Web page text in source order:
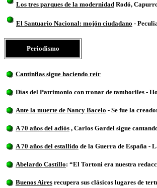
Los tres parques de la modernidad Rodó,
El Santuario Nacional: mojón ciudadano -
Periodismo
Cantinflas sigue haciendo reír
Días del Patrimonio con tronar de tamboriles -
Ante la muerte de Nancy Bacelo - Se fue la
A 70 años del adiós , Carlos Gardel sigue
A 70 años del estallido de la Guerra de España -
Abelardo Castillo: “El Tortoni era nuestra
Buenos Aires recupera sus clásicos lugares de